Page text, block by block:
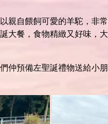
親自餵飼可愛的羊駝，非
大餐，食物精緻又好味，
仲預備左聖誕禮物送給小